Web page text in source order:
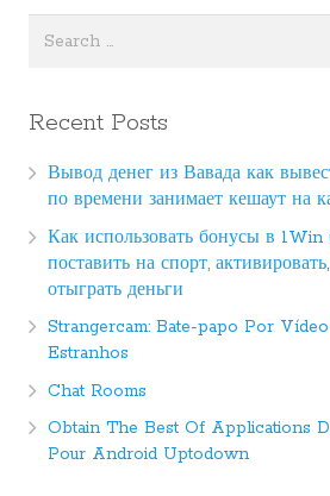
Recent Posts
Вывод денег из Вавада как
по времени занимает кешаут на
Как использовать бонусы в 1Win
поставить на спорт,
отыграть деньги
Strangercam: Bate-papo Por
Estranhos
Chat Rooms
Obtain The Best Of Applications
Pour Android Uptodown